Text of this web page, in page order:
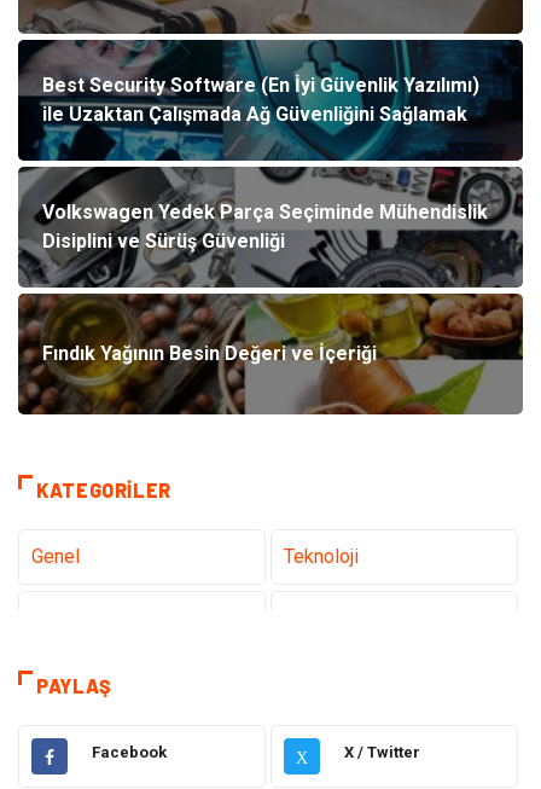
Best Security Software (En İyi Güvenlik Yazılımı)
ile Uzaktan Çalışmada Ağ Güvenliğini Sağlamak
Volkswagen Yedek Parça Seçiminde Mühendislik
Disiplini ve Sürüş Güvenliği
Fındık Yağının Besin Değeri ve İçeriği
KATEGORILER
Genel Teknoloji
Eğitim
Makine Elektronik
PAYLAŞ
Facebook X X / Twitter